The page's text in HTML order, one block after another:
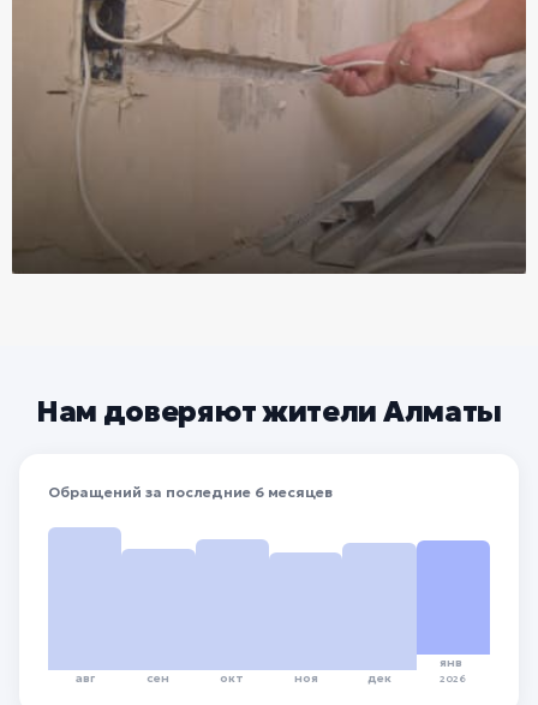
Нам доверяют жители Алматы
Обращений за последние 6 месяцев
авг сен окт ноя дек
янв
2026